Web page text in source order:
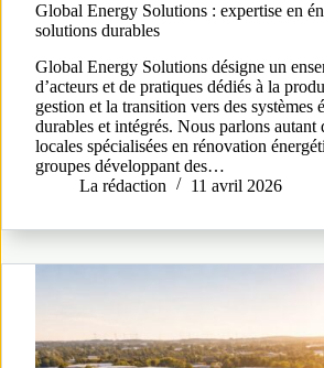
Global Energy Solutions : expertise en
solutions durables
Global Energy Solutions désigne un
d’acteurs et de pratiques dédiés à la
gestion et la transition vers des systèmes
durables et intégrés. Nous parlons autant
locales spécialisées en rénovation
groupes développant des…
La rédaction
11 avril 2026